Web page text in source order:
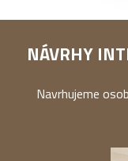
NÁVRHY
Navrhujeme